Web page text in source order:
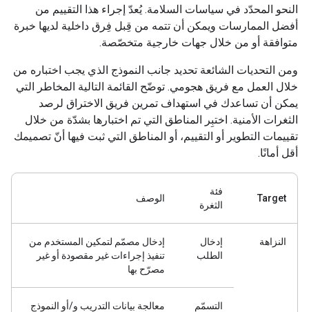
النحو المحدّد في سياسات السلامة. يُعدّ إجراء هذا التقييم من
أفضل الممارسات ويمكن أن تتمه من قِبل فِرق داخلية لديها خبرة
متوافقة أو من خلال جهات خارجية متخصّصة.
ومن التحديات الشائعة تحديد جانب النموذج الذي يجب اختباره من
خلال العمل مع فريق هجومي. توضّح القائمة التالية المخاطر التي
يمكن أن تساعدك في استهداف تمرين فريق الاختراق لرصد
الثغرات الأمنية. اختبِر المناطق التي تم اختبارها بشدّة من خلال
تقييمات التطوير أو التقييم، أو المناطق التي ثبت فيها أنّ تصميمك
أقل أمانًا.
Target
فئة
الثغرة
الوصف
النزاهة
إدخال
الطلب
إدخال مصمّم لتمكين المستخدم من
تنفيذ إجراءات غير مقصودة أو غير
مصرّح بها
التسمّم
معالجة بيانات التدريب و/أو النموذج